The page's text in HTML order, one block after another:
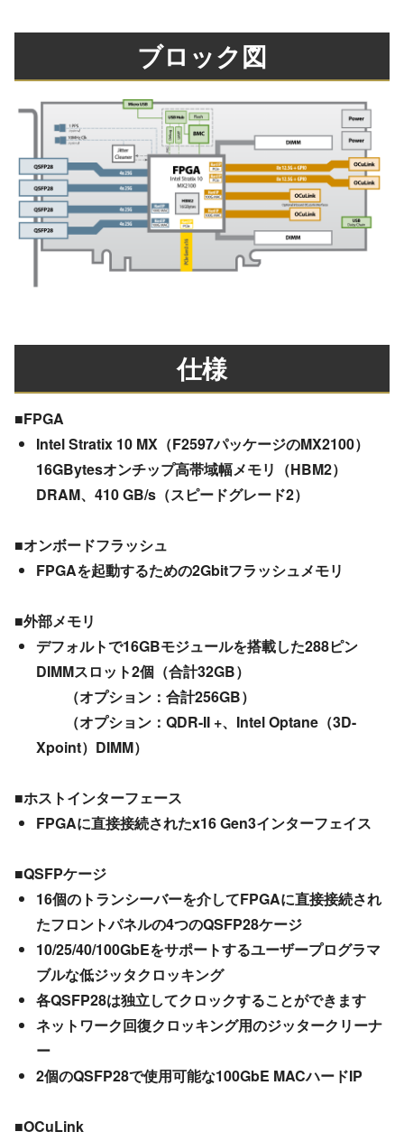
ブロック図
仕様
■FPGA
Intel Stratix 10 MX（F2597パッケージのMX2100）
16GBytesオンチップ高帯域幅メモリ（HBM2）
DRAM、410 GB/s（スピードグレード2）
■オンボードフラッシュ
FPGAを起動するための2Gbitフラッシュメモリ
■外部メモリ
デフォルトで16GBモジュールを搭載した288ピン
DIMMスロット2個（合計32GB）
（オプション：合計256GB）
（オプション：QDR-II +、Intel Optane（3D-
Xpoint）DIMM）
■ホストインターフェース
FPGAに直接接続されたx16 Gen3インターフェイス
■QSFPケージ
16個のトランシーバーを介してFPGAに直接接続され
たフロントパネルの4つのQSFP28ケージ
10/25/40/100GbEをサポートするユーザープログラマ
ブルな低ジッタクロッキング
各QSFP28は独立してクロックすることができます
ネットワーク回復クロッキング用のジッタークリーナ
ー
2個のQSFP28で使用可能な100GbE MACハードIP
■OCuLink